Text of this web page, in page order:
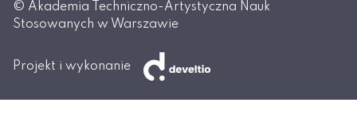
© Akademia Techniczno-Artystyczna Nauk
Stosowanych w Warszawie
Projekt i wykonanie